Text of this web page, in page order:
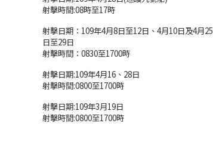
射擊時間:08時至17時
射擊日期：109年4月8日至12日、4月10日及4月25
日至29日
射擊時間：0830至1700時
射擊日期:109年4月16、28日
射擊時間:0800至1700時
射擊日期:109年3月19日
射擊時間:0800至1700時